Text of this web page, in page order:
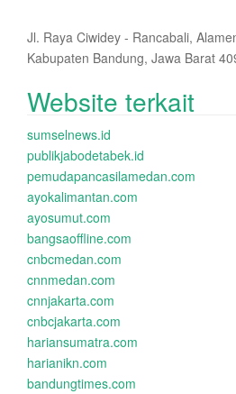
Jl. Raya Ciwidey - Rancabali,
Kabupaten Bandung, Jawa Barat
Website terkait
sumselnews.id
publikjabodetabek.id
pemudapancasilamedan.com
ayokalimantan.com
ayosumut.com
bangsaoffline.com
cnbcmedan.com
cnnmedan.com
cnnjakarta.com
cnbcjakarta.com
hariansumatra.com
harianikn.com
bandungtimes.com